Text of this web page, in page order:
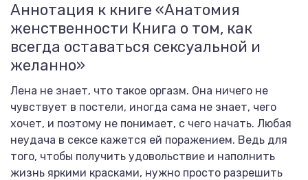
Аннотация к книге «Анатомия
женственности Книга о том, как
всегда оставаться сексуальной и
желанно»
Лена не знает, что такое оргазм. Она ничего не
чувствует в постели, иногда сама не знает, чего
хочет, и поэтому не понимает, с чего начать. Любая
неудача в сексе кажется ей поражением. Ведь для
того, чтобы получить удовольствие и наполнить
жизнь яркими красками, нужно просто разрешить